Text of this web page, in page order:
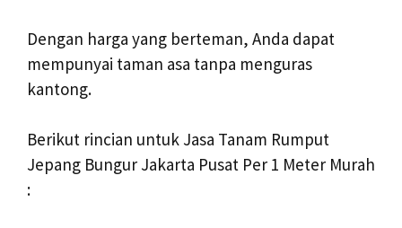
Dengan harga yang berteman, Anda dapat
mempunyai taman asa tanpa menguras
kantong.
Berikut rincian untuk Jasa Tanam Rumput
Jepang Bungur Jakarta Pusat Per 1 Meter Murah
: